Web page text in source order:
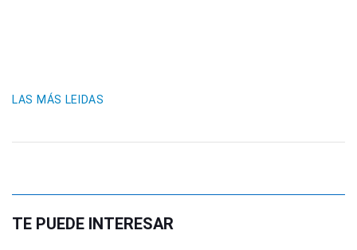
LAS MÁS LEIDAS
TE PUEDE INTERESAR